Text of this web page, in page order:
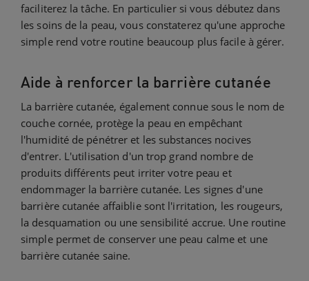
faciliterez la tâche. En particulier si vous débutez dans
les soins de la peau, vous constaterez qu'une approche
simple rend votre routine beaucoup plus facile à gérer.
Aide à renforcer la barrière cutanée
La barrière cutanée, également connue sous le nom de
couche cornée, protège la peau en empêchant
l'humidité de pénétrer et les substances nocives
d'entrer. L'utilisation d'un trop grand nombre de
produits différents peut irriter votre peau et
endommager la barrière cutanée. Les signes d'une
barrière cutanée affaiblie sont l'irritation, les rougeurs,
la desquamation ou une sensibilité accrue. Une routine
simple permet de conserver une peau calme et une
barrière cutanée saine.